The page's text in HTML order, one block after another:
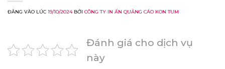
ĐĂNG VÀO LÚC 19/10/2024BỞI CÔNG TY IN ẤN QUẢNG CÁO KON TUM
Đánh giá cho dịch vụ
này